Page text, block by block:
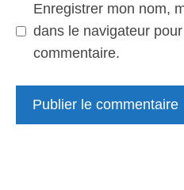
Enregistrer mon nom,
dans le navigateur
commentaire.